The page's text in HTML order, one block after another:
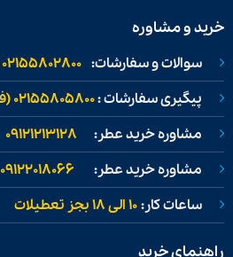
خرید و مشاوره
سوالات و سفارشات: 02155802800 (۱۰ تا ۱۸)
پیگیری سفارشات :02155805800 (فقط ۱۳ تا ۱۸)
مشاوره خرید عطر: 09121213128
مشاوره خرید عطر: 09122018066
ساعات کار:۱۰ الی ۱۸ بجز تعطیلات
راهنمای خرید